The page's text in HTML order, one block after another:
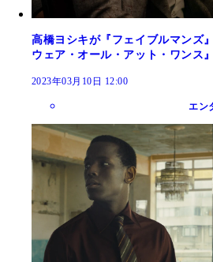
高橋ヨシキが『フェイブルマンズ
ウェア・オール・アット・ワンス
2023年03月10日 12:00
エン